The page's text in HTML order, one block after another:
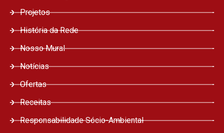
Projetos
História da Rede
Nosso Mural
Notícias
Ofertas
Receitas
Responsabilidade Sócio-Ambiental